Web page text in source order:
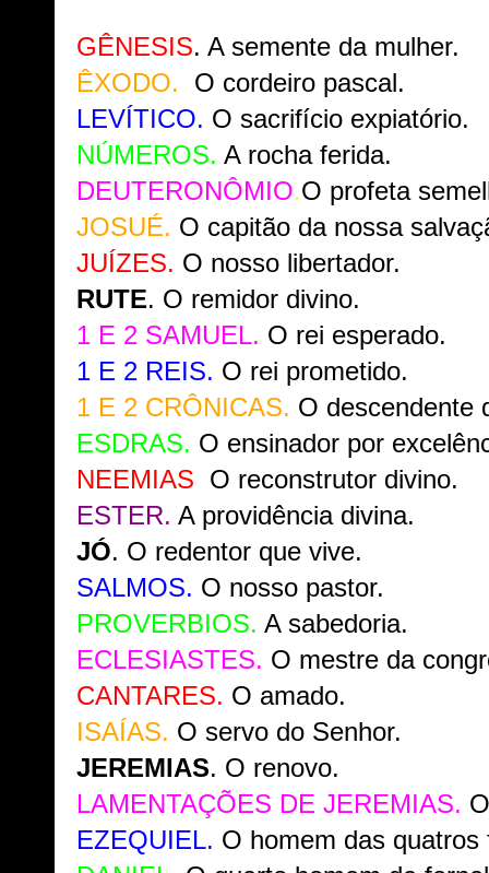
GÊNESIS. A semente da mulher.
ÊXODO. O cordeiro pascal.
LEVÍTICO. O sacrifício expiatório.
NÚMEROS. A rocha ferida.
DEUTERONÔMIO.O profeta
JOSUÉ. O capitão da nossa
JUÍZES. O nosso libertador.
RUTE. O remidor divino.
1 E 2 SAMUEL. O rei esperado.
1 E 2 REIS. O rei prometido.
1 E 2 CRÔNICAS. O descendente
ESDRAS. O ensinador por
NEEMIAS
O reconstrutor divino.
ESTER. A providência divina.
JÓ. O redentor que vive.
SALMOS. O nosso pastor.
PROVERBIOS. A sabedoria.
ECLESIASTES. O mestre da
CANTARES. O amado.
ISAÍAS. O servo do Senhor.
JEREMIAS. O renovo.
LAMENTAÇÕES DE JEREMIAS.
EZEQUIEL. O homem das quatros